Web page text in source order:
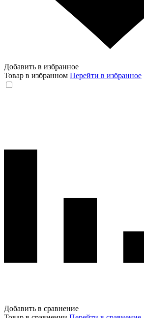
Добавить в избранное
Товар в избранном Перейти в избранное
Добавить в сравнение